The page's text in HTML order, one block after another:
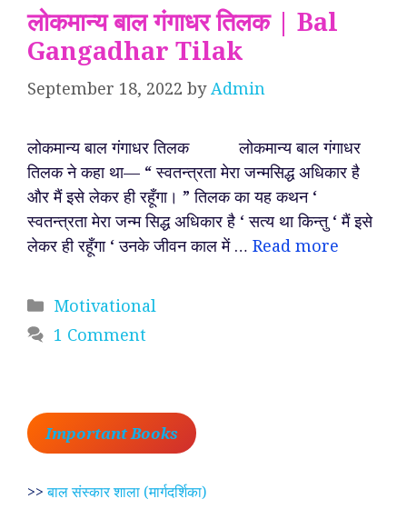
लोकमान्य बाल गंगाधर तिलक | Bal
Gangadhar Tilak
September 18, 2022 byAdmin
लोकमान्य बाल गंगाधर तिलक लोकमान्य बाल गंगाधर
तिलक ने कहा था— “ स्वतन्त्रता मेरा जन्मसिद्ध अधिकार है
और मैं इसे लेकर ही रहूँगा। ” तिलक का यह कथन ‘
स्वतन्त्रता मेरा जन्म सिद्ध अधिकार है ‘ सत्य था किन्तु ‘ मैं इसे
लेकर ही रहूँगा ‘ उनके जीवन काल में … Read more
Categories
Motivational
1 Comment
Important Books
>>बाल संस्कार शाला (मार्गदर्शिका)